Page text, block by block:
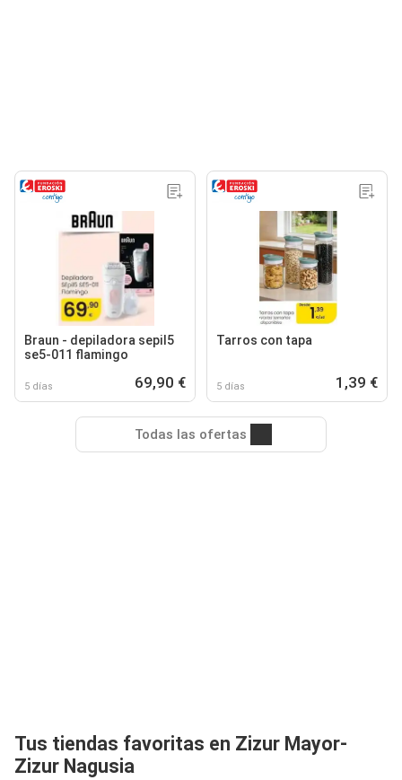
Braun - depiladora sepil5
se5-011 flamingo
5 días 69,90 €
Tarros con tapa
5 días 1,39 €
Todas las ofertas
Tus tiendas favoritas en Zizur Mayor-
Zizur Nagusia